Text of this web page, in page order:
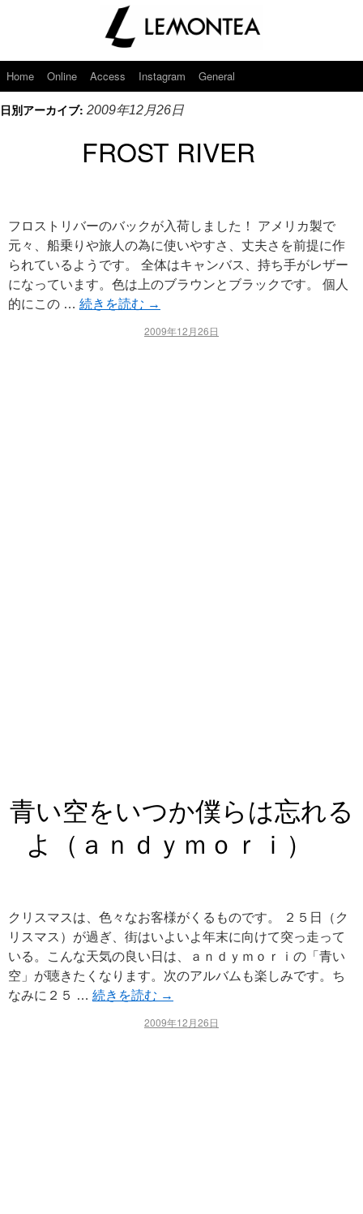
Home Online Access Instagram General
日別アーカイブ: 2009年12月26日
FROST RIVER
フロストリバーのバックが入荷しました！ アメリカ製で
元々、船乗りや旅人の為に使いやすさ、丈夫さを前提に作
られているようです。 全体はキャンバス、持ち手がレザー
になっています。色は上のブラウンとブラックです。 個人
的にこの … 続きを読む →
2009年12月26日
青い空をいつか僕らは忘れる
よ（ａｎｄｙｍｏｒｉ）
クリスマスは、色々なお客様がくるものです。 ２５日（ク
リスマス）が過ぎ、街はいよいよ年末に向けて突っ走って
いる。こんな天気の良い日は、ａｎｄｙｍｏｒｉの「青い
空」が聴きたくなります。次のアルバムも楽しみです。ち
なみに２５ … 続きを読む →
2009年12月26日